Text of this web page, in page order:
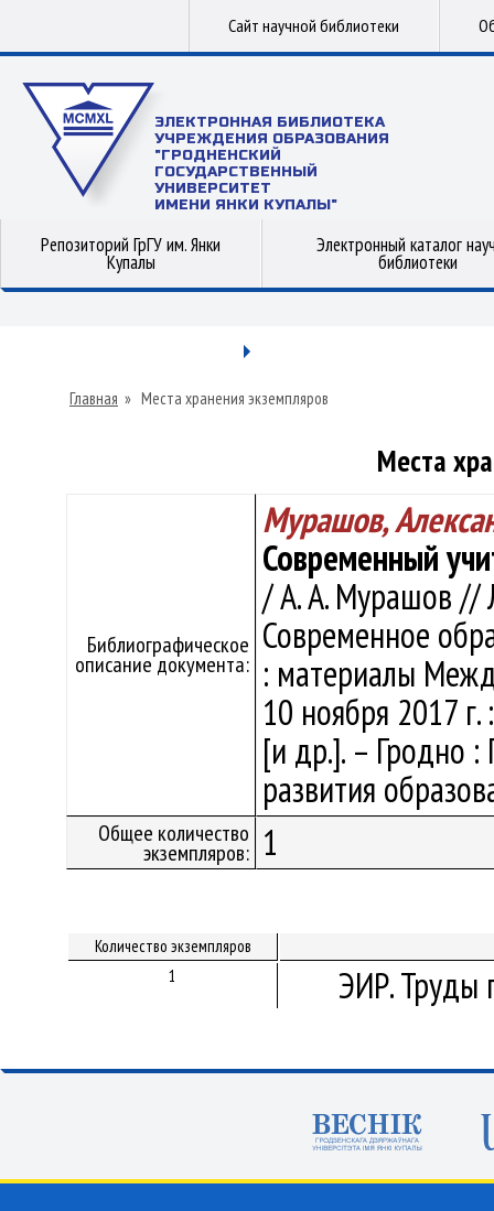
Сайт научной библиотеки
ЭЛЕКТРОННАЯ БИБЛИОТЕКА
УЧРЕЖДЕНИЯ ОБРАЗОВАНИЯ
"ГРОДНЕНСКИЙ
ГОСУДАРСТВЕННЫЙ
УНИВЕРСИТЕТ
ИМЕНИ ЯНКИ КУПАЛЫ"
Репозиторий ГрГУ им. Янки
Купалы
Электронный каталог
библиотеки
Главная » Места хранения экземпляров
Места
Библиографическое
описание документа:
Мурашов,
Современный
/ А. А. Мурашов //
Современное
: материалы
10 ноября 2017 г.
[и др.]. – Гродно :
развития
Общее количество
экземпляров: 1
Количество экземпляров
1
ЭИР. Труды